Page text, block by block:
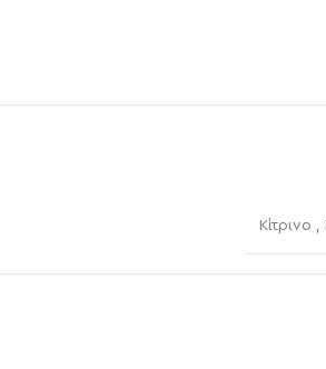
Κίτρινο ,